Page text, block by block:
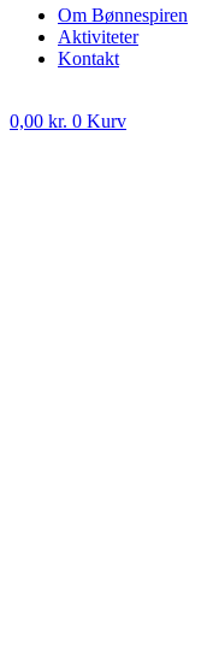
Om Bønnespiren
Aktiviteter
Kontakt
0,00 kr. 0 Kurv